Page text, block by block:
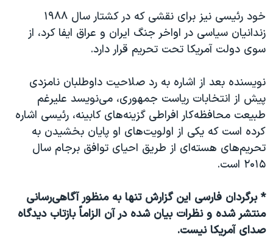
خود رئیسی نیز برای نقشی که در کشتار سال ۱۹۸۸
زندانیان سیاسی در اواخر جنگ ایران و عراق ایفا کرد، از
سوی دولت آمریکا تحت تحریم قرار دارد.
نویسنده بعد از اشاره به رد صلاحیت داوطلبان نامزدی
پیش از انتخابات ریاست جمهوری،‌ می‌نویسد علیرغم
طبیعت محافظه‌کار افراطی گزینه‌های کابینه، رئیسی اشاره
کرده است که یکی از اولویت‌های او پایان بخشیدن به
تحریم‌های هسته‌ای از طریق احیای توافق برجام سال
۲۰۱۵ است.
* برگردان فارسی این گزارش تنها به منظور آگاهی‌رسانی
منتشر شده و نظرات بیان شده در آن الزاماً بازتاب دیدگاه
صدای آمریکا نیست.